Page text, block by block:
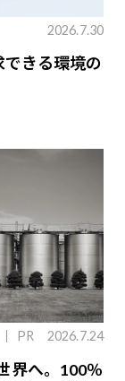
2026.7.30
できる環境の
PR 2026.7.24
界へ。100％